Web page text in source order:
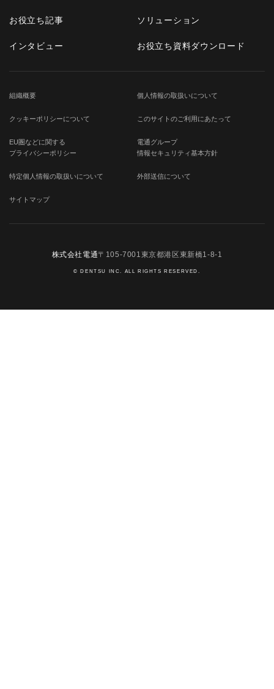
お役立ち記事
インタビュー
ソリューション
お役立ち資料ダウンロード
組織概要 個人情報の取扱いについて
クッキーポリシーについて このサイトのご利用にあたって
EU圏などに関する
プライバシーポリシー
電通グループ
情報セキュリティ基本方針
特定個人情報の取扱いについて 外部送信について
サイトマップ
株式会社電通〒105-7001東京都港区東新橋1-8-1
© DENTSU INC. ALL RIGHTS RESERVED.